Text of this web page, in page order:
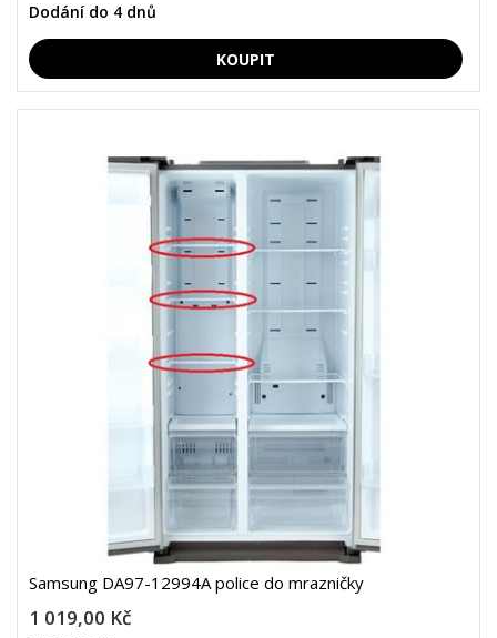
Dodání do 4 dnů
Samsung DA97-12994A police do mrazničky
1 019,00 Kč